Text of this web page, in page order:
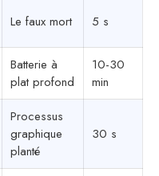
Le faux mort 5 s
Batterie à
plat profond
10-30
min
Processus
graphique
planté
30 s